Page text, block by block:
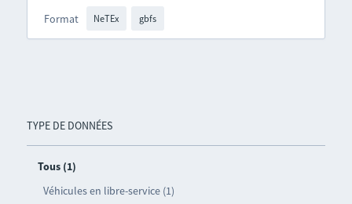
TYPE DE DONNÉES
Tous (1)
Véhicules en libre-service (1)
Format NeTEx gbfs